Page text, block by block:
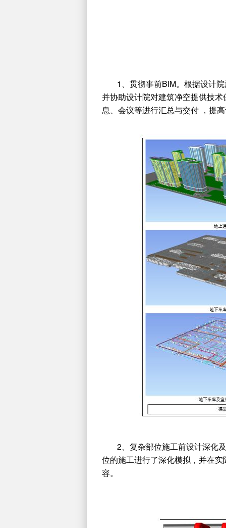
1、贯彻事前BIM。根据设计
并协助设计院对建筑净空提供技
息、会议等进行汇总与交付 ，提
2、复杂部位施工前设计深化
位的施工进行了深化模拟，并在
容。